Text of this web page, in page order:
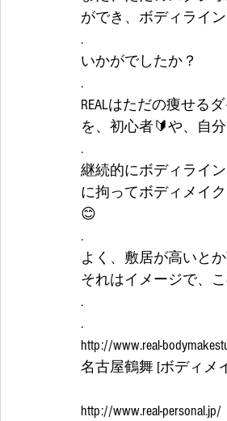
ができ、ボディライ
.
いかがでしたか？
.
REALはただの痩せる
を、初心者🔰や、自
.
継続的にボディライ
に拘ってボディメイ
😊
.
よく、敷居が高いと
それはイメージで、
.
.
http://www.real-
名古屋鶴舞 [ボディメ
http://www.real-personal.jp/